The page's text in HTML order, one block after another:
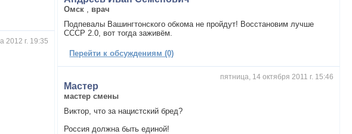
2012 г. 19:35
Омск
врач
Подпевалы Вашингтонского обкома не пройдут! Восстановим лучше
СССР 2.0, вот тогда заживём.
Перейти к обсуждениям (0)
пятница, 14 октября 2011 г. 15:46
Мастер
мастер смены
Виктор, что за нацистский бред?
Россия должна быть единой!